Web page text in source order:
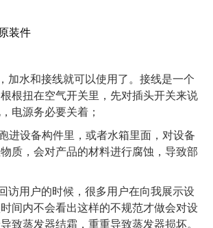
装件
加水和接线就可以使用了。接线是一个
根扭在空气开关里，先对插头开关来说
电源务必要关着；
进设备构件里，或者水箱里面，对设备
质，会对产品的材料进行腐蚀，导致部
访用户的时候，很多用户在向我展示设
间内不会看出这样的不规范才做会对设
致蒸发器结霜，重重导致蒸发器损坏。